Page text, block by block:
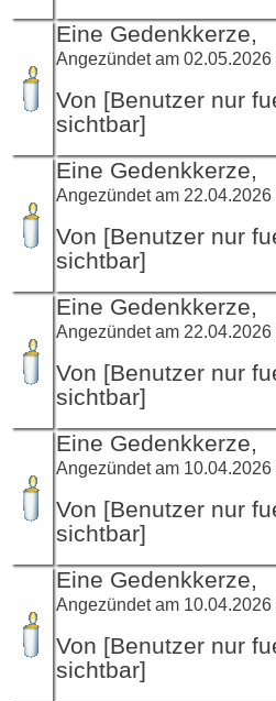
Eine Gedenkkerze,
Angezündet am 02.05.2026
Von [Benutzer nur
sichtbar]
Eine Gedenkkerze,
Angezündet am 22.04.2026
Von [Benutzer nur
sichtbar]
Eine Gedenkkerze,
Angezündet am 22.04.2026
Von [Benutzer nur
sichtbar]
Eine Gedenkkerze,
Angezündet am 10.04.2026
Von [Benutzer nur
sichtbar]
Eine Gedenkkerze,
Angezündet am 10.04.2026
Von [Benutzer nur
sichtbar]